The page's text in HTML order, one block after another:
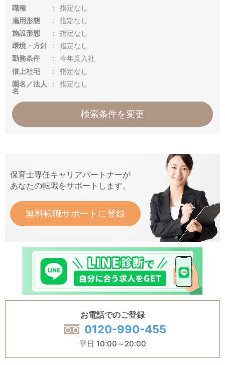
職種
指定なし
雇用形態
指定なし
施設形態
指定なし
環境・方針
指定なし
勤務条件
今年度入社
借上社宅
指定なし
園名／法人
名
指定なし
検索条件を変更
保育士専任キャリアパートナーが
あなたの転職をサポートします。
無料転職サポートに登録
お電話でのご登録
0120-990-455
平日 10:00～20:00